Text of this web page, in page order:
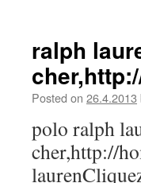
ralph
Posted on 26.4.2013
polo ralph
cher,http://